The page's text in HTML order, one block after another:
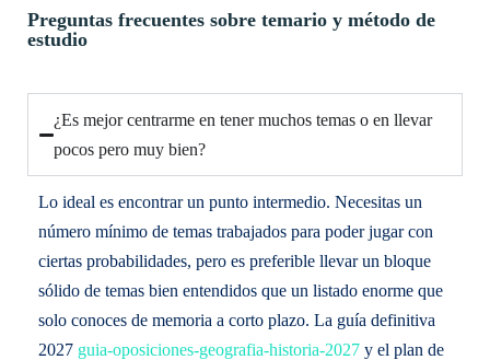
Preguntas frecuentes sobre temario y método de
estudio
¿Es mejor centrarme en tener muchos temas o en llevar
pocos pero muy bien?
Lo ideal es encontrar un punto intermedio. Necesitas un
número mínimo de temas trabajados para poder jugar con
ciertas probabilidades, pero es preferible llevar un bloque
sólido de temas bien entendidos que un listado enorme que
solo conoces de memoria a corto plazo. La guía definitiva
2027 guia-oposiciones-geografia-historia-2027 y el plan de